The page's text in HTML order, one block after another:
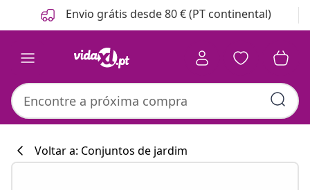
Anterior
Seguinte Envio grátis desde 80 € (PT continental)
Voltar a: Conjuntos de jardim